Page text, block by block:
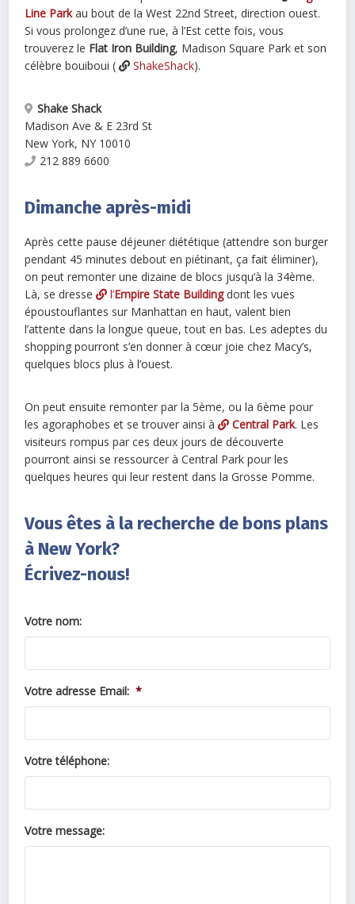
Line Parkau bout de la West 22nd Street, direction ouest.
Si vous prolongez d’une rue, à l’Est cette fois, vous
trouverez le Flat Iron Building, Madison Square Park et son
célèbre bouiboui (
ShakeShack).
Shake Shack
Madison Ave & E 23rd St
New York, NY 10010
212 889 6600
Dimanche après-midi
Après cette pause déjeuner diététique (attendre son burger
pendant 45 minutes debout en piétinant, ça fait éliminer),
on peut remonter une dizaine de blocs jusqu’à la 34ème.
Là, se dresse
l’Empire State Buildingdont les vues
époustouflantes sur Manhattan en haut, valent bien
l’attente dans la longue queue, tout en bas. Les adeptes du
shopping pourront s’en donner à cœur joie chez Macy’s,
quelques blocs plus à l’ouest.
On peut ensuite remonter par la 5ème, ou la 6ème pour
les agoraphobes et se trouver ainsi à
Central Park. Les
visiteurs rompus par ces deux jours de découverte
pourront ainsi se ressourcer à Central Park pour les
quelques heures qui leur restent dans la Grosse Pomme.
Vous êtes à la recherche de bons plans
à New York?
Écrivez-nous!
Votre nom:
Votre adresse Email: *
Votre téléphone:
Votre message: